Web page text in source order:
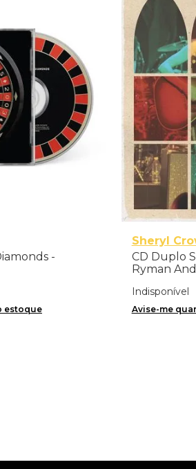
-
estoque
Sheryl
CD Duplo
Ryman
Indisponível
Avise-me